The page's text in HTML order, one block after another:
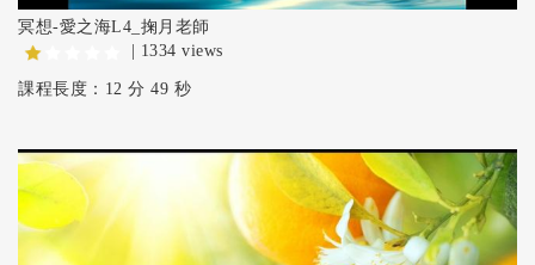
冥想-愛之海L4_掬月老師
| 1334 views
課程長度：12 分 49 秒